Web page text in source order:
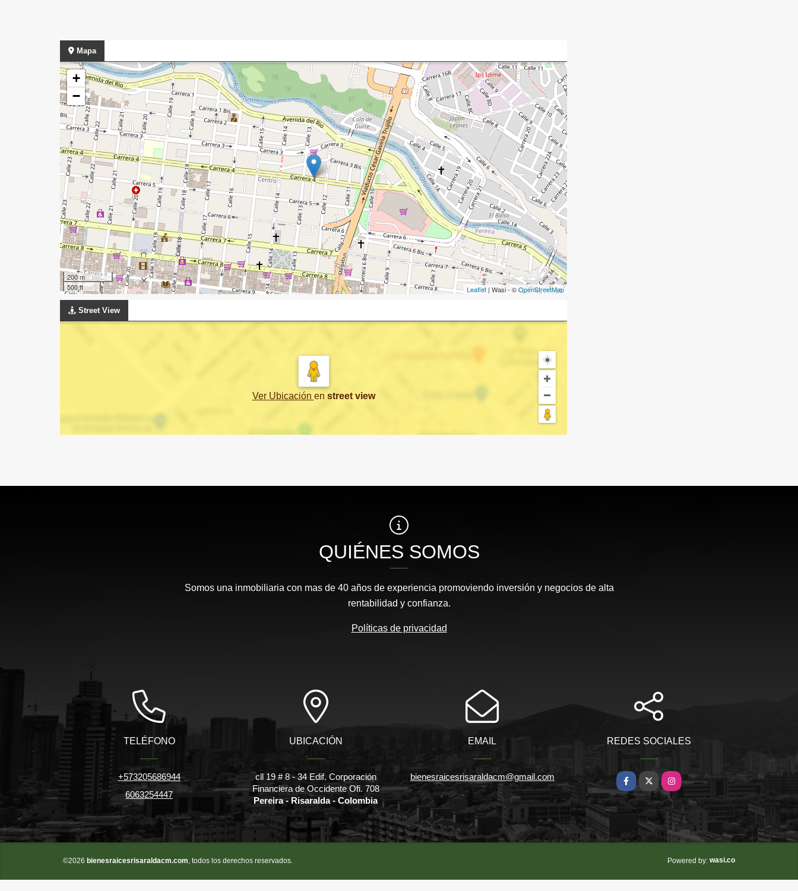
Mapa
+
−
200 m
500 ft
Leaflet | Wasi - ©OpenStreetMap
Street View
Ver Ubicación en street view
QUIÉNES SOMOS
Somos una inmobiliaria con mas de 40 años de experiencia promoviendo inversión y negocios de alta
rentabilidad y confianza.
Políticas de privacidad
TELÉFONO
+573205686944
6063254447
UBICACIÓN
cll 19 # 8 - 34 Edif. Corporación
Financiera de Occidente Ofi. 708
Pereira - Risaralda - Colombia
EMAIL
bienesraicesrisaraldacm@gmail.com
REDES SOCIALES
Facebook
X Instagram
©2026 bienesraicesrisaraldacm.com , todos los derechos reservados. Powered by: wasi.co